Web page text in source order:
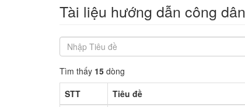
Tài liệu hướng dẫn công dân
Tìm thấy 15 dòng
STT
Tiêu đề